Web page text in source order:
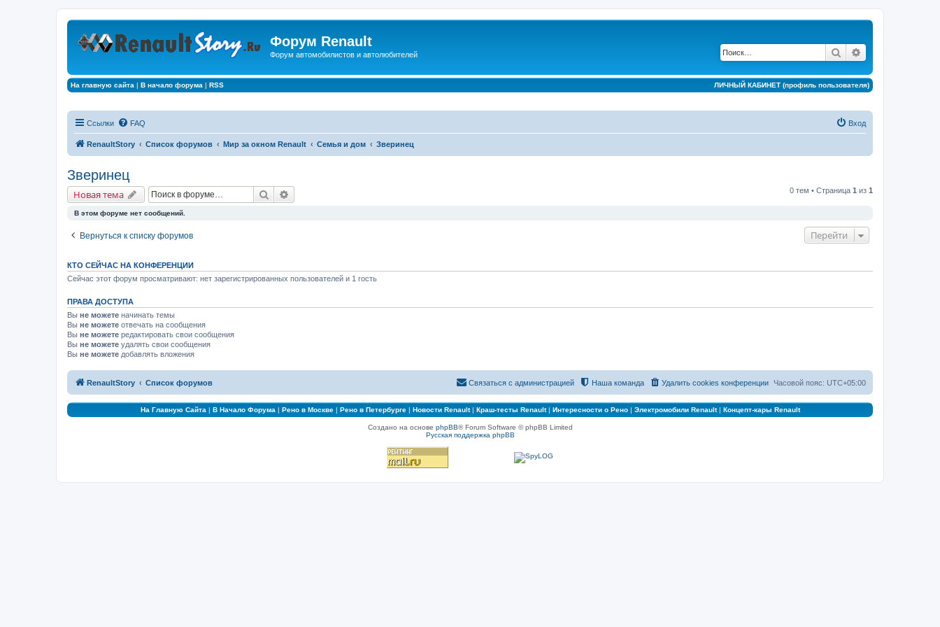
Форум Renault
Форум автомобилистов и автолюбителей Поиск
На главную сайта | В начало форума | RSS ЛИЧНЫЙ КАБИНЕТ (профиль пользователя)
Ссылки FAQ Вход
RenaultStory Список форумов Мир за окном Renault Семья и дом Зверинец
Зверинец
Новая тема Поиск 0 тем • Страница 1 из 1
В этом форуме нет сообщений.
Вернуться к списку форумов Перейти
КТО СЕЙЧАС НА КОНФЕРЕНЦИИ
Сейчас этот форум просматривают: нет зарегистрированных пользователей и 1 гость
ПРАВА ДОСТУПА
Вы не можете начинать темы
Вы не можете отвечать на сообщения
Вы не можете редактировать свои сообщения
Вы не можете удалять свои сообщения
Вы не можете добавлять вложения
RenaultStory Список форумов Часовой пояс: UTC+05:00
Удалить cookies конференции
Наша команда
Связаться с администрацией
На Главную Сайта | В Начало Форума | Рено в Москве| Рено в Петербурге| Новости Renault| Краш-тесты Renault| Интересности о Рено| Электромобили Renault| Концепт-кары Renault
Создано на основе phpBB® Forum Software © phpBB Limited
Русская поддержка phpBB